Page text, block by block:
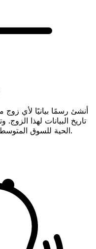
أنشئ رسمًا بيانيًا لأي
تاريخ البيانات لهذا الزوج.
الحية للسوق المتوسط، وهي سهلة الاستخدام وموثوقة تمامًا.